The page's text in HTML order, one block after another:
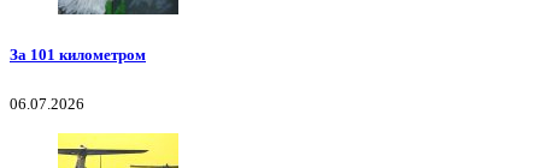
За 101 километром
06.07.2026